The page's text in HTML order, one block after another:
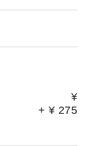
¥
+ ¥ 275